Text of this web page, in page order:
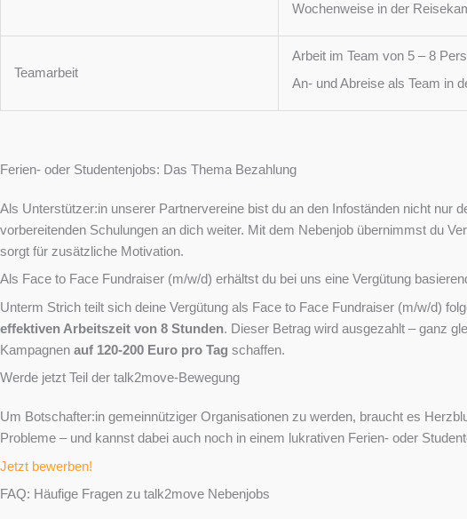
Wochenweise in der
Teamarbeit
Arbeit im Team von 5 – 8
An- und Abreise als Team in
Ferien- oder Studentenjobs: Das Thema Bezahlung
Als Unterstützer:in unserer Partnervereine bist du an den Infoständen nicht nur
vorbereitenden Schulungen an dich weiter. Mit dem Nebenjob übernimmst du
sorgt für zusätzliche Motivation.
Als Face to Face Fundraiser (m/w/d) erhältst du bei uns eine Vergütung
Unterm Strich teilt sich deine Vergütung als Face to Face Fundraiser (m/w/d)
effektiven Arbeitszeit von 8 Stunden. Dieser Betrag wird ausgezahlt – ganz
Kampagnen auf 120-200 Euro pro Tag schaffen.
Werde jetzt Teil der talk2move-Bewegung
Um Botschafter:in gemeinnütziger Organisationen zu werden, braucht es
Probleme – und kannst dabei auch noch in einem lukrativen Ferien- oder
Jetzt bewerben!
FAQ: Häufige Fragen zu talk2move Nebenjobs